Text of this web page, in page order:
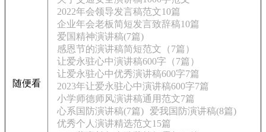
随便看
2022年会领导发言稿范文10篇
企业年会老板简短发言致辞稿10篇
爱国精神演讲稿(7篇)
感恩节的演讲稿简短范文（7篇）
让爱永驻心中演讲稿600字（7篇）
让爱永驻心中优秀演讲稿600字7篇
2023年让爱永驻心中演讲稿600字7篇
小学师德师风演讲稿通用范文7篇
心系国防演讲稿(7篇)
爱我国防演讲稿(8篇)
优秀个人演讲精选范文15篇